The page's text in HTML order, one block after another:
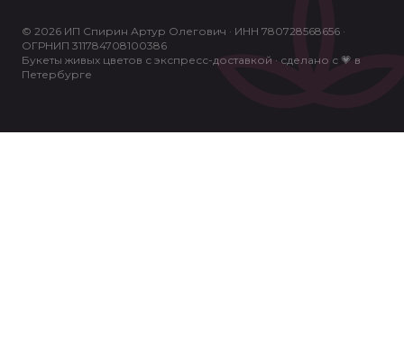
© 2026 ИП Спирин Артур Олегович · ИНН 780728568656 ·
ОГРНИП 311784708100386
Букеты живых цветов с экспресс-доставкой · сделано с 💗 в
Петербурге